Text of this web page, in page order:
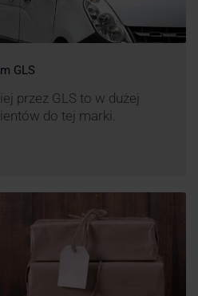
GLS
przez GLS to w dużej
do tej marki.